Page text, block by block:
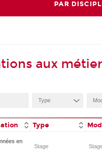
PAR
aux
Type
en
Stage